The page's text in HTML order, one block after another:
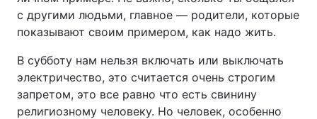
с другими людьми, главное — родители, которые
показывают своим примером, как надо жить.
В субботу нам нельзя включать или выключать
электричество, это считается очень строгим
запретом, это все равно что есть свинину
религиозному человеку. Но человек, особенно